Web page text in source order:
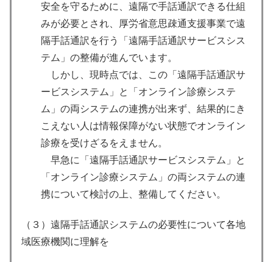
安全を守るために、遠隔で手話通訳できる仕組
みが必要とされ、厚労省意思疎通支援事業で遠
隔手話通訳を行う「遠隔手話通訳サービスシス
テム」の整備が進んでいます。
しかし、現時点では、この「遠隔手話通訳サ
ービスシステム」と「オンライン診療システ
ム」の両システムの連携が出来ず、結果的にき
こえない人は情報保障がない状態でオンライン
診療を受けざるをえません。
早急に「遠隔手話通訳サービスシステム」と
「オンライン診療システム」の両システムの連
携について検討の上、整備してください。
（３）遠隔手話通訳システムの必要性について各地
域医療機関に理解を